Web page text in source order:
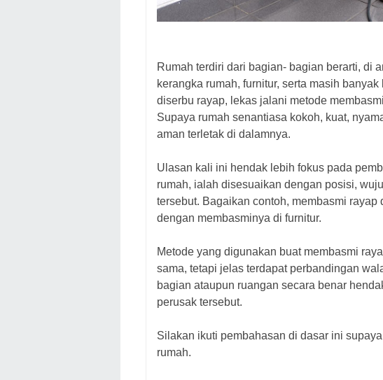
Rumah terdiri dari bagian- bagian berarti, di
kerangka rumah, furnitur, serta masih
diserbu rayap, lekas jalani metode
Supaya rumah senantiasa kokoh, kuat,
aman terletak di dalamnya.
Ulasan kali ini hendak lebih fokus pada
rumah, ialah disesuaikan dengan posisi,
tersebut. Bagaikan contoh, membasmi
dengan membasminya di furnitur.
Metode yang digunakan buat membasmi
sama, tetapi jelas terdapat perbandingan
bagian ataupun ruangan secara benar
perusak tersebut.
Silakan ikuti pembahasan di dasar ini
rumah.